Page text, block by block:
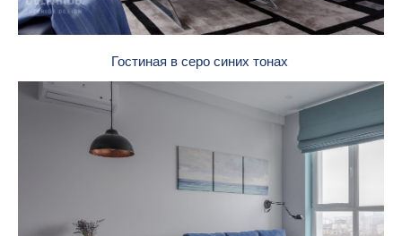
Гостиная в серо синих тонах